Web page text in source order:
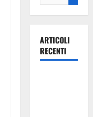
ARTICOLI
RECENTI